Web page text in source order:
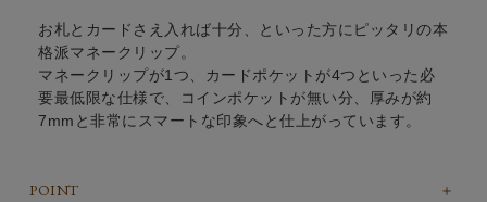
お札とカードさえ入れば十分、といった方にピッタリの本
格派マネークリップ。
マネークリップが1つ、カードポケットが4つといった必
要最低限な仕様で、コインポケットが無い分、厚みが約
7mmと非常にスマートな印象へと仕上がっています。
POINT